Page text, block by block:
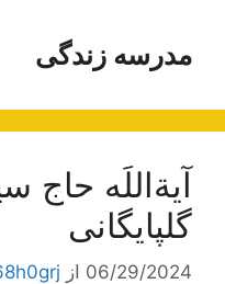
محتوامدرسه زندگی
آیةاللَه حاج
گلپایگانی
06/29/2024 از